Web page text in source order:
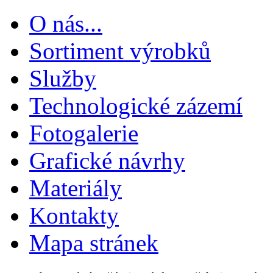
O nás...
Sortiment výrobků
Služby
Technologické zázemí
Fotogalerie
Grafické návrhy
Materiály
Kontakty
Mapa stránek